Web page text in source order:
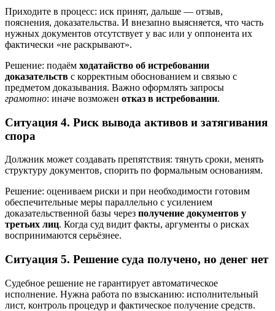
Приходите в процесс: иск принят, дальше — отзыв,
пояснения, доказательства. И внезапно выясняется, что часть
нужных документов отсутствует у вас или у оппонента их
фактически «не раскрывают».
Решение: подаём ходатайство об истребовании
доказательств с корректным обоснованием и связью с
предметом доказывания. Важно оформлять запросы
грамотно: иначе возможен отказ в истребовании.
Ситуация 4. Риск вывода активов и затягивания
спора
Должник может создавать препятствия: тянуть сроки, менять
структуру документов, спорить по формальным основаниям.
Решение: оцениваем риски и при необходимости готовим
обеспечительные меры параллельно с усилением
доказательственной базы через получение документов у
третьих лиц. Когда суд видит факты, аргументы о рисках
воспринимаются серьёзнее.
Ситуация 5. Решение суда получено, но денег нет
Судебное решение не гарантирует автоматическое
исполнение. Нужна работа по взысканию: исполнительный
лист, контроль процедур и фактическое получение средств.